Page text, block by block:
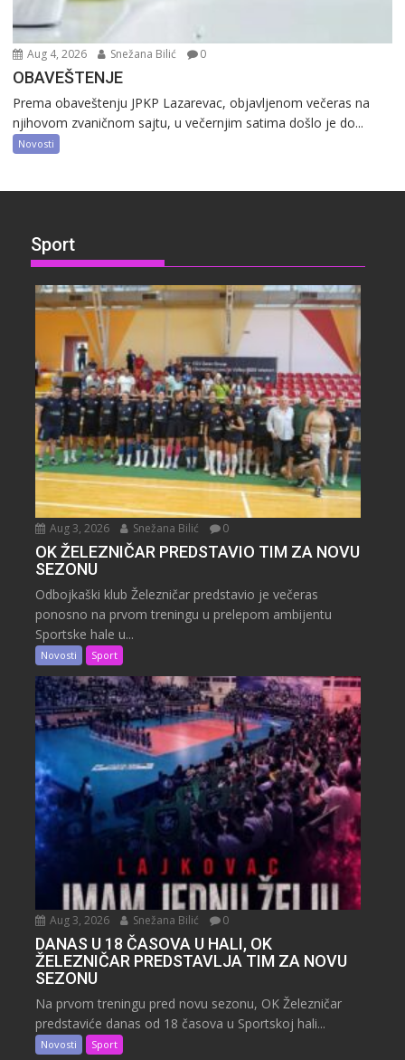
Aug 4, 2026 Snežana Bilić 0
OBAVEŠTENJE
Prema obaveštenju JPKP Lazarevac, objavljenom večeras na
njihovom zvaničnom sajtu, u večernjim satima došlo je do...
Novosti
Sport
Aug 3, 2026 Snežana Bilić 0
OK ŽELEZNIČAR PREDSTAVIO TIM ZA NOVU
SEZONU
Odbojkaški klub Železničar predstavio je večeras
ponosno na prvom treningu u prelepom ambijentu
Sportske hale u...
Novosti Sport
Aug 3, 2026 Snežana Bilić 0
DANAS U 18 ČASOVA U HALI, OK
ŽELEZNIČAR PREDSTAVLJA TIM ZA NOVU
SEZONU
Na prvom treningu pred novu sezonu, OK Železničar
predstaviće danas od 18 časova u Sportskoj hali...
Novosti Sport